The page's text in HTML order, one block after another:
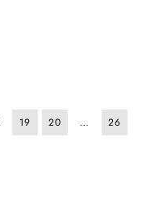
19 20 …
26